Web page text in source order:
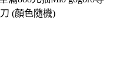
(顏色隨機)